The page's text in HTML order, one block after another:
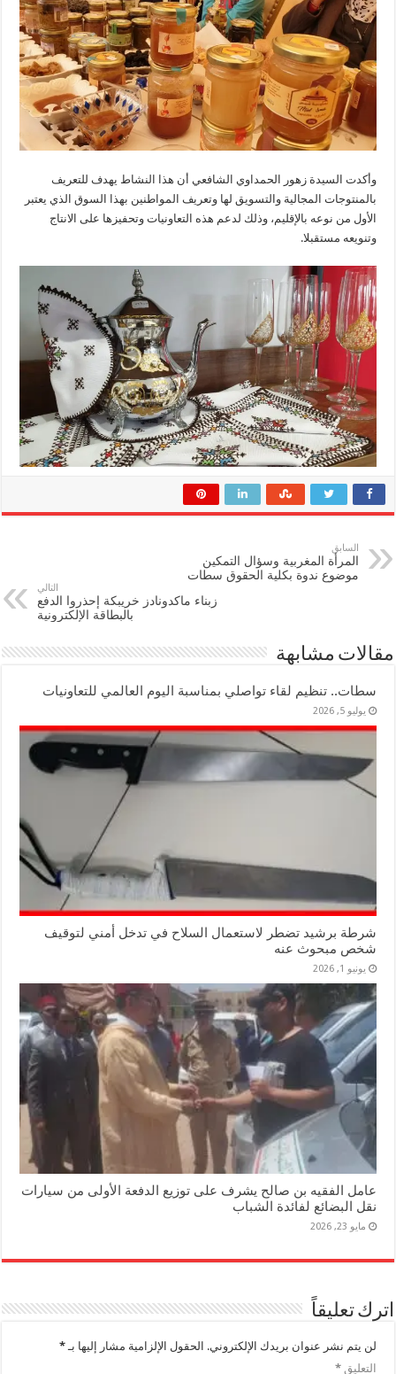
وأكدت السيدة زهور الحمداوي الشافعي أن هذا النشاط يهدف للتعريف
بالمنتوجات المجالية والتسويق لها وتعريف المواطنين بهذا السوق الذي يعتبر
الأول من نوعه بالإقليم، وذلك لدعم هذه التعاونيات وتحفيزها على الانتاج
وتنويعه مستقبلا.
السابق
المرأة المغربية وسؤال التمكين
موضوع ندوة بكلية الحقوق سطات
التالي
زبناء ماكدونادز خريبكة إحذروا الدفع
بالبطاقة الإلكترونية
مقالات مشابهة
سطات.. تنظيم لقاء تواصلي بمناسبة اليوم العالمي للتعاونيات
يوليو 5, 2026
شرطة برشيد تضطر لاستعمال السلاح في تدخل أمني لتوقيف
شخص مبحوث عنه
يونيو 1, 2026
عامل الفقيه بن صالح يشرف على توزيع الدفعة الأولى من سيارات
نقل البضائع لفائدة الشباب
مايو 23, 2026
اترك تعليقاً
لن يتم نشر عنوان بريدك الإلكتروني. الحقول الإلزامية مشار إليها بـ*
التعليق*